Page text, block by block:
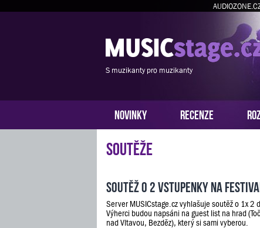
S muzikanty pro muzikanty
NOVINKY RECENZE
Soutěže
Soutěž o 2 vstupenky na
Server MUSICstage.cz vyhlašuje soutěž o 1x 2
Výherci budou napsáni na guest list na hrad
nad Vltavou, Bezděz), který si sami vyberou.